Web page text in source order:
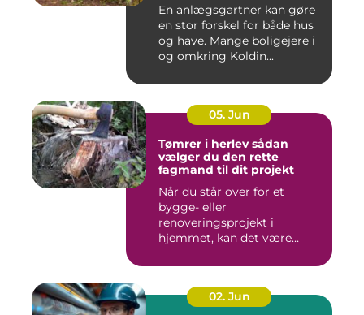
En anlægsgartner kan gøre
en stor forskel for både hus
og have. Mange boligejere i
og omkring Koldin...
05. Jun
Tømrer i herlev sådan
vælger du den rette
fagmand til dit projekt
Når du står over for et
bygge- eller
renoveringsprojekt i
hjemmet, kan det være
02. Jun